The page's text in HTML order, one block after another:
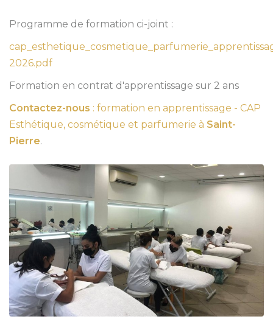
Programme de formation ci-joint :
2026.pdf
Formation en contrat d'apprentissage sur 2 ans
Contactez-nous : formation en apprentissage - CAP
Esthétique, cosmétique et parfumerie à Saint-
Pierre.